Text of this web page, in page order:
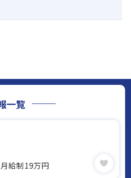
一覧
月給制19万円